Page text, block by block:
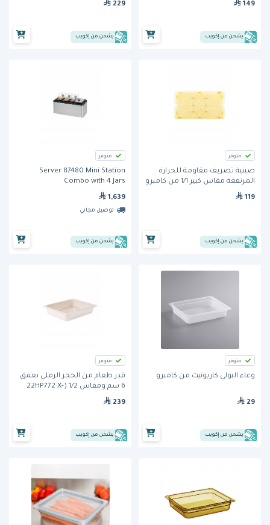
149
يشحن من إكويب
229
يشحن من إكويب
متوفر
صينية تصريف مقاومة للحرارة
المرتفعة مقاس كبير 1/1 من كامبرو
119
يشحن من إكويب
متوفر
Server 87480 Mini Station
Combo with 4 Jars
1,639
توصيل مجاني
يشحن من إكويب
متوفر
وعاء البولي كاربونيت من كامبرو
29
يشحن من إكويب
متوفر
قدر طعام من الحجر الرملي بعمق
6 سم ومقاس 1/2 (22HP772 X-
239
يشحن من إكويب